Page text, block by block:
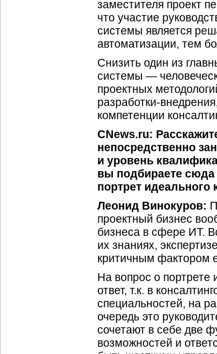
заместителя проект
что участие
системы является
автоматизации, тем
Снизить один из
системы —
проектных
разработки-
компетенции
CNews.ru:
непосредственно
и уровень
вы подбираете
портрет идеального
Леонид Винокуров:
проектный бизнес
бизнеса в сфере ИТ.
их знаниях,
критичным фактором
На вопрос о портрете
ответ, т.к. в
специальностей, на
очередь это
сочетают в себе две
возможностей и